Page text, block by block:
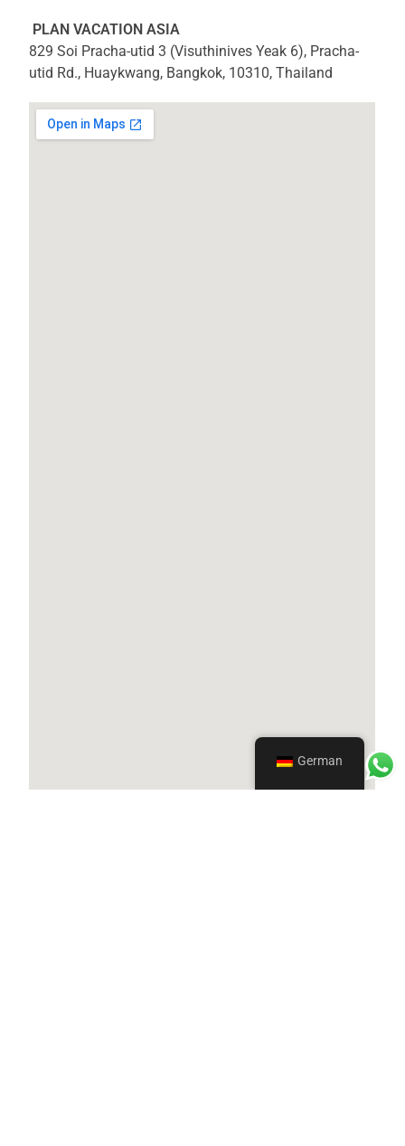
PLAN VACATION ASIA
829 Soi Pracha-utid 3 (Visuthinives Yeak 6), Pracha-
utid Rd., Huaykwang, Bangkok, 10310, Thailand
German